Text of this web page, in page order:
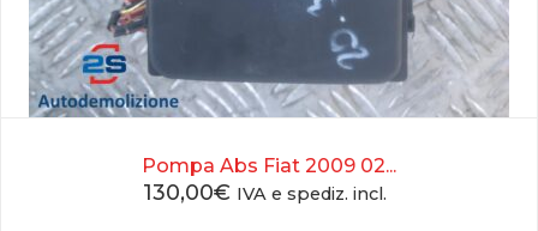
Pompa Abs Fiat 2009 02...
130,00€ IVA e spediz. incl.